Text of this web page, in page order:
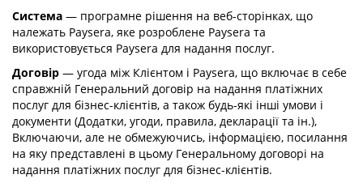
Система — програмне рішення на веб-сторінках, що
належать Paysera, яке розроблене Paysera та
використовується Paysera для надання послуг.
Договір — угода між Клієнтом і Paysera, що включає в себе
справжній Генеральний договір на надання платіжних
послуг для бізнес-клієнтів, а також будь-які інші умови і
документи (Додатки, угоди, правила, декларації та ін.),
Включаючи, але не обмежуючись, інформацією, посилання
на яку представлені в цьому Генеральному договорі на
надання платіжних послуг для бізнес-клієнтів.